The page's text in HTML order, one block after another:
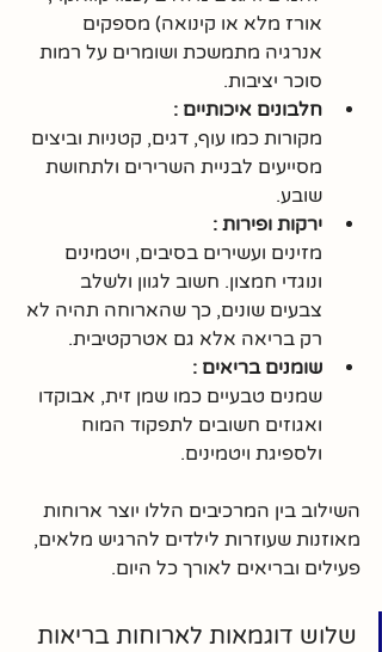
אורז מלא או קינואה) מספקים
אנרגיה מתמשכת ושומרים על רמות
סוכר יציבות.
חלבונים איכותיים :
מקורות כמו עוף, דגים, קטניות וביצים
מסייעים לבניית השרירים ולתחושת
שובע.
ירקות ופירות :
מזינים ועשירים בסיבים, ויטמינים
ונוגדי חמצון. חשוב לגוון ולשלב
צבעים שונים, כך שהארוחה תהיה לא
רק בריאה אלא גם אטרקטיבית.
שומנים בריאים :
שמנים טבעיים כמו שמן זית, אבוקדו
ואגוזים חשובים לתפקוד המוח
ולספיגת ויטמינים.
השילוב בין המרכיבים הללו יוצר ארוחות
מאוזנות שעוזרות לילדים להרגיש מלאים,
פעילים ובריאים לאורך כל היום.
שלוש דוגמאות לארוחות בריאות